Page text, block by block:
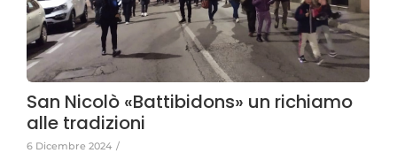
San Nicolò «Battibidons» un richiamo
alle tradizioni
6 Dicembre 2024 /